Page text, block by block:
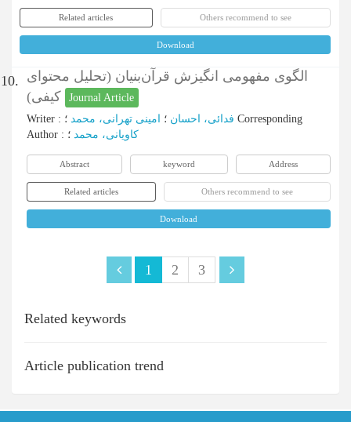
Related articles Others recommend to see
Download
10. الگوی مفهومی انگیزش قرآن‌بنیان (تحلیل محتوای
Journal Article
Writer : فدائی، احسان ؛ امینی تهرانی، محمد
Corresponding
Author : کاویانی، محمد ؛
Abstract keyword Address
Related articles Others recommend to see
Download
1 2 3
Related keywords
Article publication trend